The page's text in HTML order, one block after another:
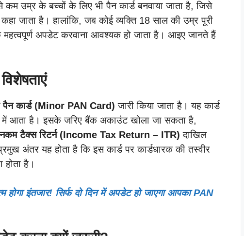
उम्र के बच्चों के लिए भी पैन कार्ड बनवाया जाता है, जिसे
कहा जाता है। हालांकि, जब कोई व्यक्ति 18 साल की उम्र पूरी
अपडेट करवाना आवश्यक हो जाता है। आइए जानते हैं
पैन कार्ड (Minor PAN Card) जारी किया जाता है। यह कार्ड
में आता है। इसके जरिए बैंक अकाउंट खोला जा सकता है,
टैक्स रिटर्न (Income Tax Return – ITR) दाखिल
अंतर यह होता है कि इस कार्ड पर कार्डधारक की तस्वीर
होता है।
इंतजार! सिर्फ दो दिन में अपडेट हो जाएगा आपका PAN